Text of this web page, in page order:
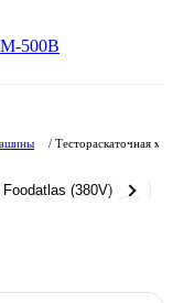
/ Тестораскаточная